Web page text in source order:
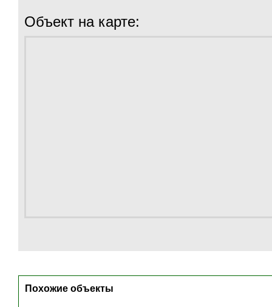
Объект на карте:
Похожие объекты